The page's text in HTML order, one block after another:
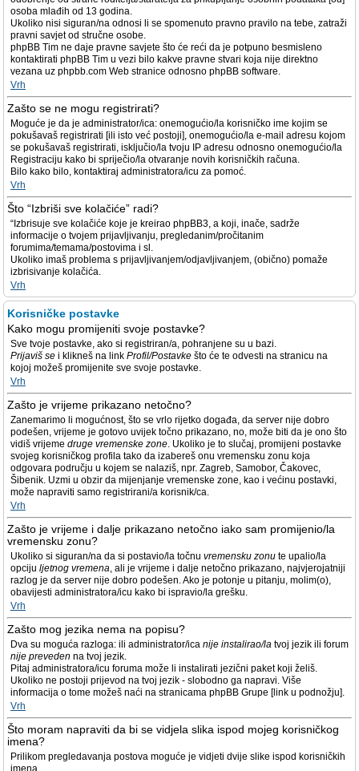
osoba mlađih od 13 godina.
Ukoliko nisi siguran/na odnosi li se spomenuto pravno pravilo na tebe, zatraži
pravni savjet od stručne osobe.
phpBB Tim ne daje pravne savjete što će reći da je potpuno besmisleno
kontaktirati phpBB Tim u vezi bilo kakve pravne stvari koja nije direktno
vezana uz phpbb.com Web stranice odnosno phpBB software.
Vrh
Zašto se ne mogu registrirati?
Moguće je da je administrator/ica: onemogućio/la korisničko ime kojim se
pokušavaš registrirati [ili isto već postoji], onemogućio/la e-mail adresu kojom
se pokušavaš registrirati, isključio/la tvoju IP adresu odnosno onemogućio/la
Registraciju kako bi spriječio/la otvaranje novih korisničkih računa.
Bilo kako bilo, kontaktiraj administratora/icu za pomoć.
Vrh
Što “Izbriši sve kolačiće” radi?
“Izbrisuje sve kolačiće koje je kreirao phpBB3, a koji, inače, sadrže
informacije o tvojem prijavljivanju, pregledanim/pročitanim
forumima/temama/postovima i sl.
Ukoliko imaš problema s prijavljivanjem/odjavljivanjem, (obično) pomaže
izbrisivanje kolačića.
Vrh
Korisničke postavke
Kako mogu promijeniti svoje postavke?
Sve tvoje postavke, ako si registriran/a, pohranjene su u bazi.
Prijaviš se i klikneš na link Profil/Postavke što će te odvesti na stranicu na
kojoj možeš promijenite sve svoje postavke.
Vrh
Zašto je vrijeme prikazano netočno?
Zanemarimo li mogućnost, što se vrlo rijetko događa, da server nije dobro
podešen, vrijeme je gotovo uvijek točno prikazano, no, može biti da je ono što
vidiš vrijeme druge vremenske zone. Ukoliko je to slučaj, promijeni postavke
svojeg korisničkog profila tako da izabereš onu vremensku zonu koja
odgovara području u kojem se nalaziš, npr. Zagreb, Samobor, Čakovec,
Šibenik. Uzmi u obzir da mijenjanje vremenske zone, kao i većinu postavki,
može napraviti samo registrirani/a korisnik/ca.
Vrh
Zašto je vrijeme i dalje prikazano netočno iako sam promijenio/la
vremensku zonu?
Ukoliko si siguran/na da si postavio/la točnu vremensku zonu te upalio/la
opciju ljetnog vremena, ali je vrijeme i dalje netočno prikazano, najvjerojatniji
razlog je da server nije dobro podešen. Ako je potonje u pitanju, molim(o),
obavijesti administratora/icu kako bi ispravio/la grešku.
Vrh
Zašto mog jezika nema na popisu?
Dva su moguća razloga: ili administrator/ica nije instalirao/la tvoj jezik ili forum
nije preveden na tvoj jezik.
Pitaj administratora/icu foruma može li instalirati jezični paket koji želiš.
Ukoliko ne postoji prijevod na tvoj jezik - slobodno ga napravi. Više
informacija o tome možeš naći na stranicama phpBB Grupe [link u podnožju].
Vrh
Što moram napraviti da bi se vidjela slika ispod mojeg korisničkog
imena?
Prilikom pregledavanja postova moguće je vidjeti dvije slike ispod korisničkih
imena.